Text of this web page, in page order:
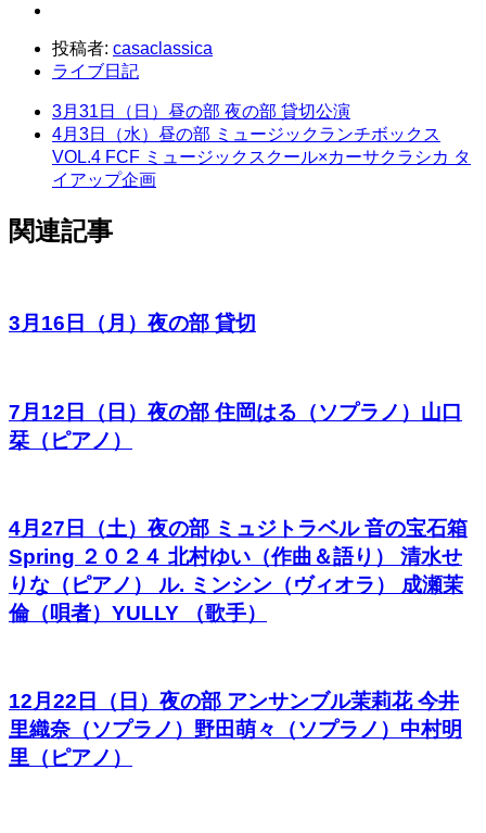
投稿者: casaclassica
ライブ日記
3月31日（日）昼の部 夜の部 貸切公演
4月3日（水）昼の部 ミュージックランチボックス
VOL.4 FCF ミュージックスクール×カーサクラシカ タ
イアップ企画
関連記事
3月16日（月）夜の部 貸切
7月12日（日）夜の部 住岡はる（ソプラノ）山口
栞（ピアノ）
4月27日（土）夜の部 ミュジトラベル 音の宝石箱
Spring ２０２４ 北村ゆい（作曲＆語り） 清水せ
りな（ピアノ） ル. ミンシン（ヴィオラ） 成瀬茉
倫（唄者）YULLY （歌手）
12月22日（日）夜の部 アンサンブル茉莉花 今井
里織奈（ソプラノ）野田萌々（ソプラノ）中村明
里（ピアノ）